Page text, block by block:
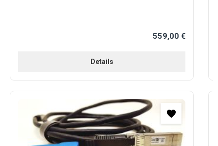
Regulärer Preis:
559,00 €
Details